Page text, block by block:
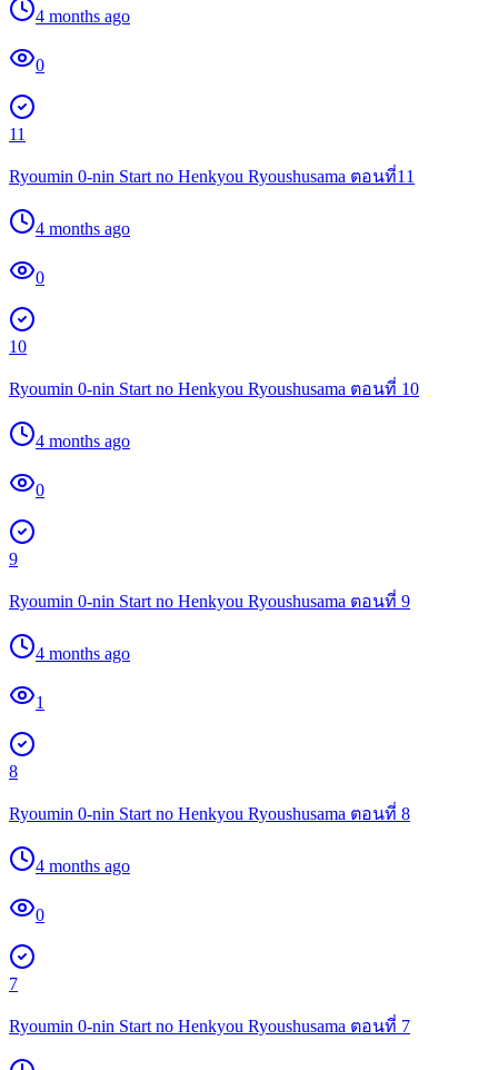
4 months ago
0
11
Ryoumin 0-nin Start no Henkyou Ryoushusama ตอนที่11
4 months ago
0
10
Ryoumin 0-nin Start no Henkyou Ryoushusama ตอนที่ 10
4 months ago
0
9
Ryoumin 0-nin Start no Henkyou Ryoushusama ตอนที่ 9
4 months ago
1
8
Ryoumin 0-nin Start no Henkyou Ryoushusama ตอนที่ 8
4 months ago
0
7
Ryoumin 0-nin Start no Henkyou Ryoushusama ตอนที่ 7